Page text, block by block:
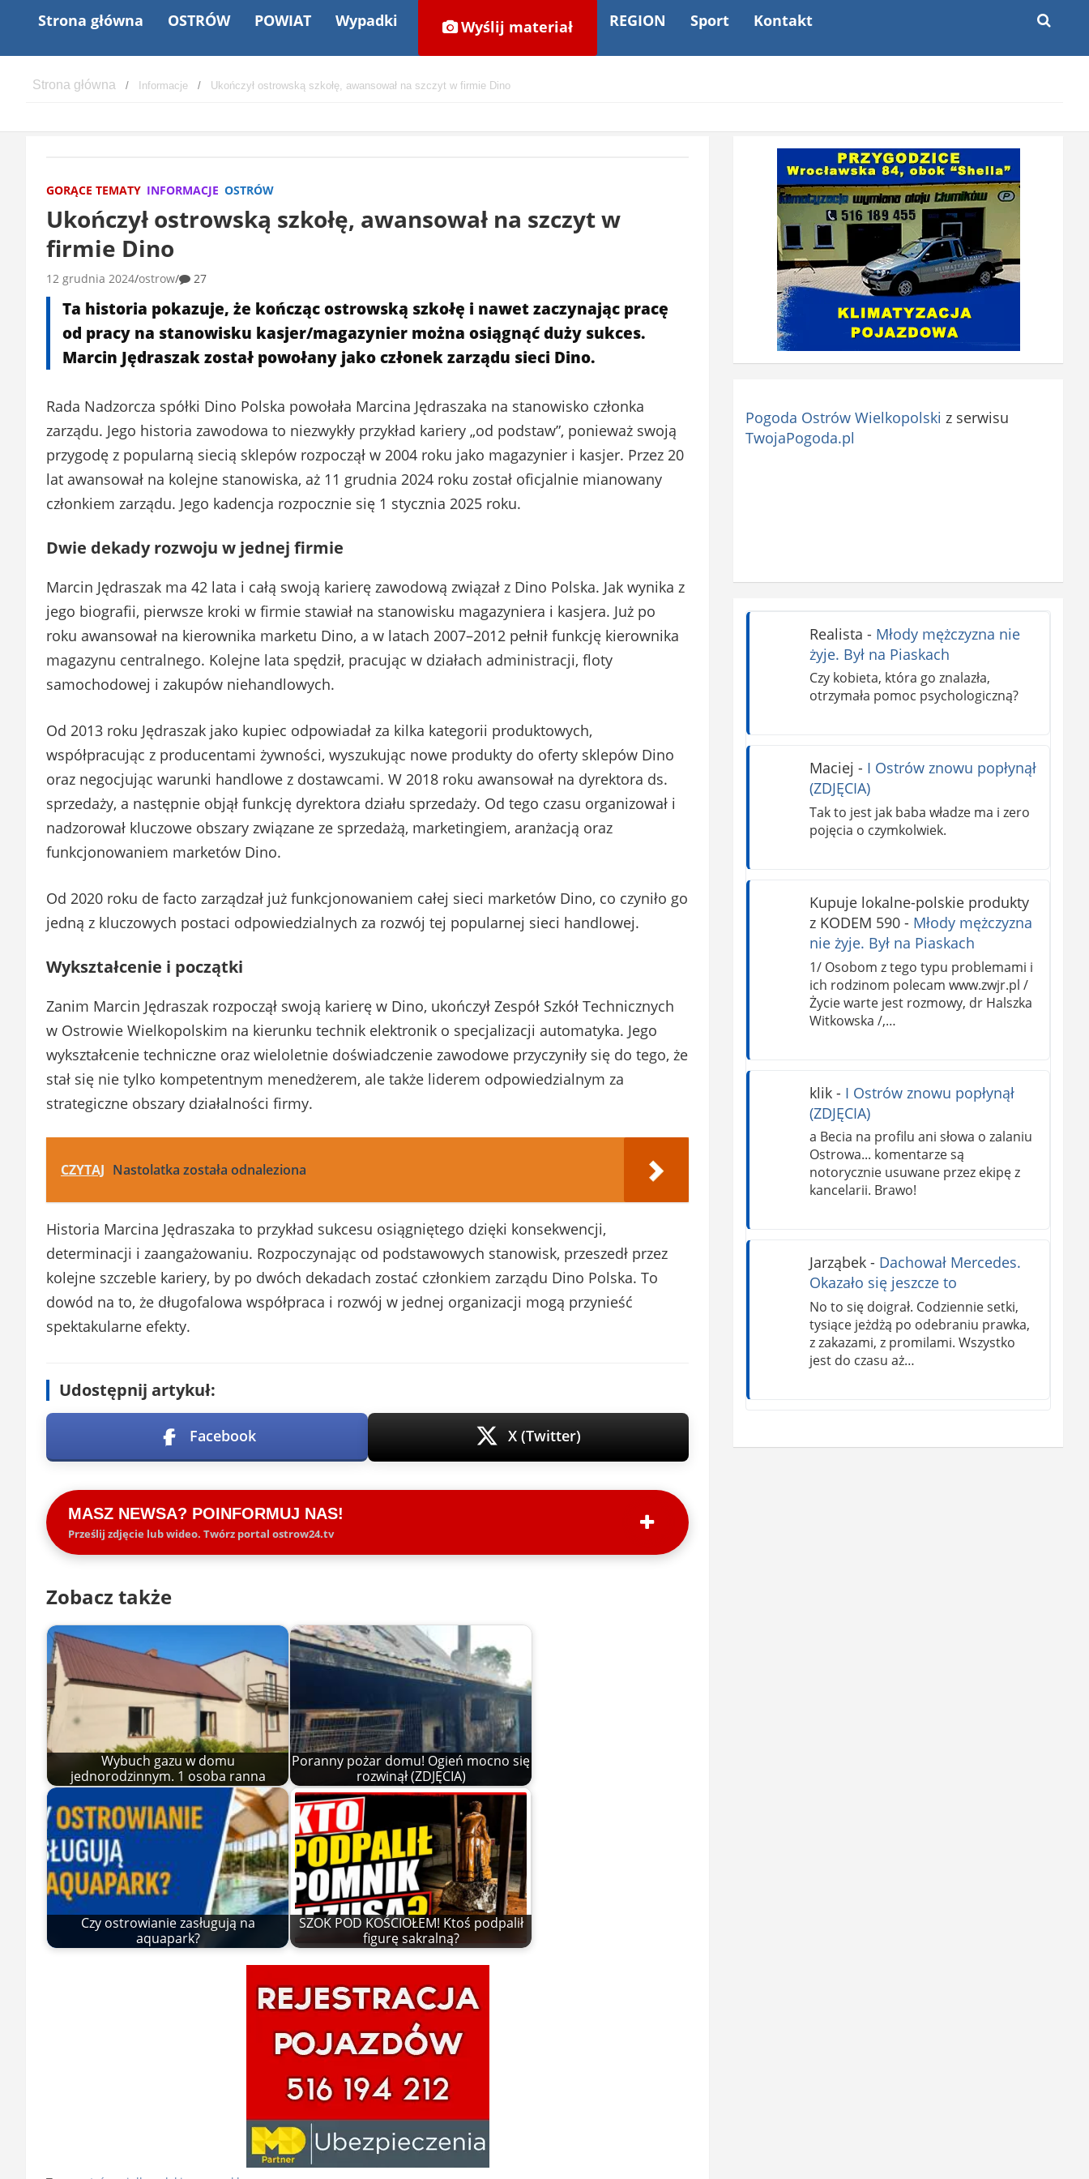
Strona główna OSTRÓW POWIAT Wypadki Wyślij materiał REGION Sport Kontakt
Informacje Ukończył ostrowską szkołę, awansował na szczyt w firmie Dino
GORĄCE TEMATY INFORMACJE OSTRÓW
Ukończył ostrowską szkołę, awansował na szczyt w
firmie Dino
12 grudnia 2024 ostrow 27
Ta historia pokazuje, że kończąc ostrowską szkołę i nawet zaczynając pracę
od pracy na stanowisku kasjer/magazynier można osiągnąć duży sukces.
Marcin Jędraszak został powołany jako członek zarządu sieci Dino.
Rada Nadzorcza spółki Dino Polska powołała Marcina Jędraszaka na stanowisko członka
zarządu. Jego historia zawodowa to niezwykły przykład kariery „od podstaw”, ponieważ swoją
przygodę z popularną siecią sklepów rozpoczął w 2004 roku jako magazynier i kasjer. Przez 20
lat awansował na kolejne stanowiska, aż 11 grudnia 2024 roku został oficjalnie mianowany
członkiem zarządu. Jego kadencja rozpocznie się 1 stycznia 2025 roku.
Dwie dekady rozwoju w jednej firmie
Marcin Jędraszak ma 42 lata i całą swoją karierę zawodową związał z Dino Polska. Jak wynika z
jego biografii, pierwsze kroki w firmie stawiał na stanowisku magazyniera i kasjera. Już po
roku awansował na kierownika marketu Dino, a w latach 2007–2012 pełnił funkcję kierownika
magazynu centralnego. Kolejne lata spędził, pracując w działach administracji, floty
samochodowej i zakupów niehandlowych.
Od 2013 roku Jędraszak jako kupiec odpowiadał za kilka kategorii produktowych,
współpracując z producentami żywności, wyszukując nowe produkty do oferty sklepów Dino
oraz negocjując warunki handlowe z dostawcami. W 2018 roku awansował na dyrektora ds.
sprzedaży, a następnie objął funkcję dyrektora działu sprzedaży. Od tego czasu organizował i
nadzorował kluczowe obszary związane ze sprzedażą, marketingiem, aranżacją oraz
funkcjonowaniem marketów Dino.
Od 2020 roku de facto zarządzał już funkcjonowaniem całej sieci marketów Dino, co czyniło go
jedną z kluczowych postaci odpowiedzialnych za rozwój tej popularnej sieci handlowej.
Wykształcenie i początki
Zanim Marcin Jędraszak rozpoczął swoją karierę w Dino, ukończył Zespół Szkół Technicznych
w Ostrowie Wielkopolskim na kierunku technik elektronik o specjalizacji automatyka. Jego
wykształcenie techniczne oraz wieloletnie doświadczenie zawodowe przyczyniły się do tego, że
stał się nie tylko kompetentnym menedżerem, ale także liderem odpowiedzialnym za
strategiczne obszary działalności firmy.
CZYTAJ Nastolatka została odnaleziona
Historia Marcina Jędraszaka to przykład sukcesu osiągniętego dzięki konsekwencji,
determinacji i zaangażowaniu. Rozpoczynając od podstawowych stanowisk, przeszedł przez
kolejne szczeble kariery, by po dwóch dekadach zostać członkiem zarządu Dino Polska. To
dowód na to, że długofalowa współpraca i rozwój w jednej organizacji mogą przynieść
spektakularne efekty.
Udostępnij artykuł:
Facebook X (Twitter)
MASZ NEWSA? POINFORMUJ NAS!
Prześlij zdjęcie lub wideo. Twórz portal ostrow24.tv
Zobacz także
Wybuch gazu w domu
jednorodzinnym. 1 osoba ranna
Poranny pożar domu! Ogień mocno się
rozwinął (ZDJĘCIA)
Czy ostrowianie zasługują na
aquapark?
SZOK POD KOŚCIOŁEM! Ktoś podpalił
figurę sakralną?
Pogoda Ostrów Wielkopolski z serwisu
TwojaPogoda.pl
Realista - Młody mężczyzna nie
żyje. Był na Piaskach
Czy kobieta, która go znalazła,
otrzymała pomoc psychologiczną?
Maciej - I Ostrów znowu popłynął
(ZDJĘCIA)
Tak to jest jak baba władze ma i zero
pojęcia o czymkolwiek.
Kupuje lokalne-polskie produkty
z KODEM 590- Młody mężczyzna
nie żyje. Był na Piaskach
1/ Osobom z tego typu problemami i
ich rodzinom polecam www.zwjr.pl /
Życie warte jest rozmowy, dr Halszka
Witkowska /,…
klik- I Ostrów znowu popłynął
(ZDJĘCIA)
a Becia na profilu ani słowa o zalaniu
Ostrowa... komentarze są
notorycznie usuwane przez ekipę z
kancelarii. Brawo!
Jarząbek- Dachował Mercedes.
Okazało się jeszcze to
No to się doigrał. Codziennie setki,
tysiące jeżdżą po odebraniu prawka,
z zakazami, z promilami. Wszystko
jest do czasu aż…